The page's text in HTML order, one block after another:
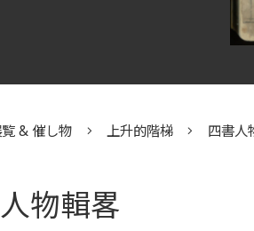
& 催し物 上升的階梯 四書人
物輯畧